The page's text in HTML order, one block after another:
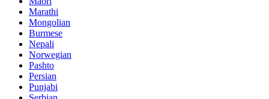
Marathi
Mongolian
Burmese
Nepali
Norwegian
Pashto
Persian
Punjabi